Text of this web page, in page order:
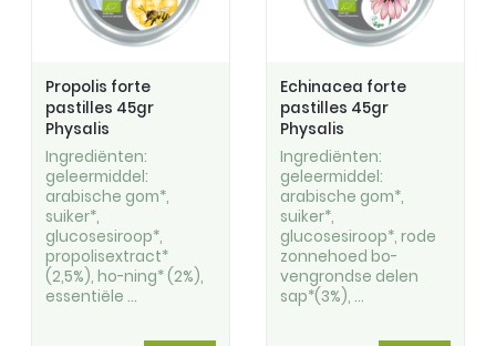
Propolis forte
pastilles 45gr
Physalis
Ingrediënten:
geleermiddel:
arabische gom*,
suiker*,
glucosesiroop*,
propolisextract*
(2,5%), ho-ning* (2%),
essentiële ...
Echinacea forte
pastilles 45gr
Physalis
Ingrediënten:
geleermiddel:
arabische gom*,
suiker*,
glucosesiroop*, rode
zonnehoed bo-
vengrondse delen
sap*(3%), ...